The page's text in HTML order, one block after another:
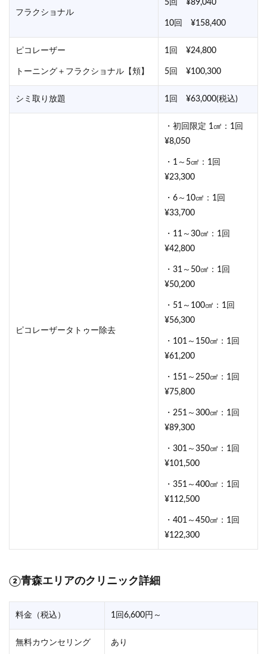
フラクショナル
5回 ¥89,040
10回 ¥158,400
ピコレーザー
トーニング＋フラクショナル【頬】
1回 ¥24,800
5回 ¥100,300
シミ取り放題 1回 ¥63,000(税込)
ピコレーザータトゥー除去
・初回限定 1㎠：1回
¥8,050
・1～5㎠：1回
¥23,300
・6～10㎠：1回
¥33,700
・11～30㎠：1回
¥42,800
・31～50㎠：1回
¥50,200
・51～100㎠：1回
¥56,300
・101～150㎠：1回
¥61,200
・151～250㎠：1回
¥75,800
・251～300㎠：1回
¥89,300
・301～350㎠：1回
¥101,500
・351～400㎠：1回
¥112,500
・401～450㎠：1回
¥122,300
②青森エリアのクリニック詳細
料金（税込） 1回6,600円～
無料カウンセリング あり